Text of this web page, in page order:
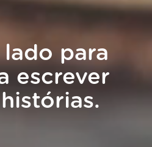
para
escrever